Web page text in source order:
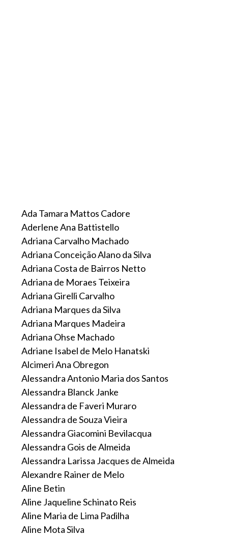
Ada Tamara Mattos Cadore
Aderlene Ana Battistello
Adriana Carvalho Machado
Adriana Conceição Alano da Silva
Adriana Costa de Bairros Netto
Adriana de Moraes Teixeira
Adriana Girelli Carvalho
Adriana Marques da Silva
Adriana Marques Madeira
Adriana Ohse Machado
Adriane Isabel de Melo Hanatski
Alcimeri Ana Obregon
Alessandra Antonio Maria dos Santos
Alessandra Blanck Janke
Alessandra de Faveri Muraro
Alessandra de Souza Vieira
Alessandra Giacomini Bevilacqua
Alessandra Gois de Almeida
Alessandra Larissa Jacques de Almeida
Alexandre Rainer de Melo
Aline Betin
Aline Jaqueline Schinato Reis
Aline Maria de Lima Padilha
Aline Mota Silva